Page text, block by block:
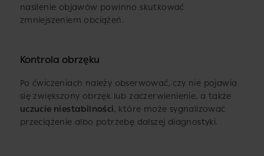
nasilenie objawów powinno skutkować
zmniejszeniem obciążeń.
Kontrola obrzęku
Po ćwiczeniach należy obserwować, czy nie pojawia
się zwiększony obrzęk lub zaczerwienienie, a także
uczucie niestabilności, które może sygnalizować
przeciążenie albo potrzebę dalszej diagnostyki.